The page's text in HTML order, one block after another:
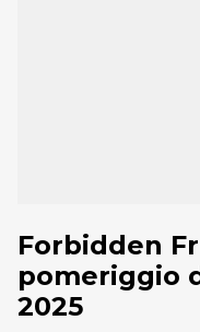
Forbidden
pomeriggio
2025